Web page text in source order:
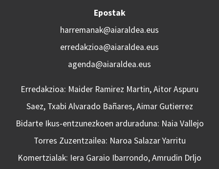
Epostak
harremanak@aiaraldea.eus
erredakzioa@aiaraldea.eus
agenda@aiaraldea.eus
Erredakzioa: Maider Ramirez Martin, Aitor Aspuru
Saez, Txabi Alvarado Bañares, Aimar Gutierrez
Bidarte Ikus-entzunezkoen arduraduna: Naia Vallejo
Torres Zuzentzailea: Naroa Salazar Yarritu
Komertzialak: Iera Garaio Ibarrondo, Amrudin Drljo